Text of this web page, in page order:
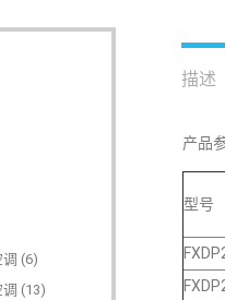
描述
产品
型号
(6)
(13)